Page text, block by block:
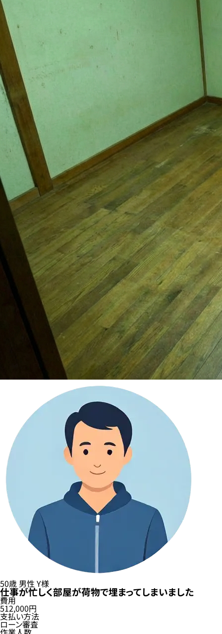
50歳 男性 Y様
仕事が忙しく部屋が荷物で埋まってしまいました
費用
512,000円
支払い方法
ローン審査